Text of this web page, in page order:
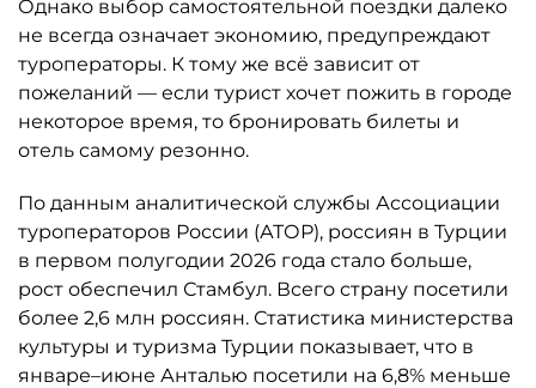
Однако выбор самостоятельной поездки далеко
не всегда означает экономию, предупреждают
туроператоры. К тому же всё зависит от
пожеланий — если турист хочет пожить в городе
некоторое время, то бронировать билеты и
отель самому резонно.
По данным аналитической службы Ассоциации
туроператоров России (АТОР), россиян в Турции
в первом полугодии 2026 года стало больше,
рост обеспечил Стамбул. Всего страну посетили
более 2,6 млн россиян. Статистика министерства
культуры и туризма Турции показывает, что в
январе–июне Анталью посетили на 6,8% меньше